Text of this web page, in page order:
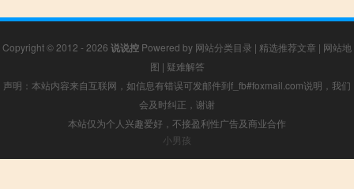
Copyright © 2012 - 2026 说说控 Powered by 网站分类目录 | 精选推荐文章 | 网站地
图 | 疑难解答
声明：本站内容来自互联网，如信息有错误可发邮件到f_fb#foxmail.com说明，我们
会及时纠正，谢谢
本站仅为个人兴趣爱好，不接盈利性广告及商业合作
小男孩